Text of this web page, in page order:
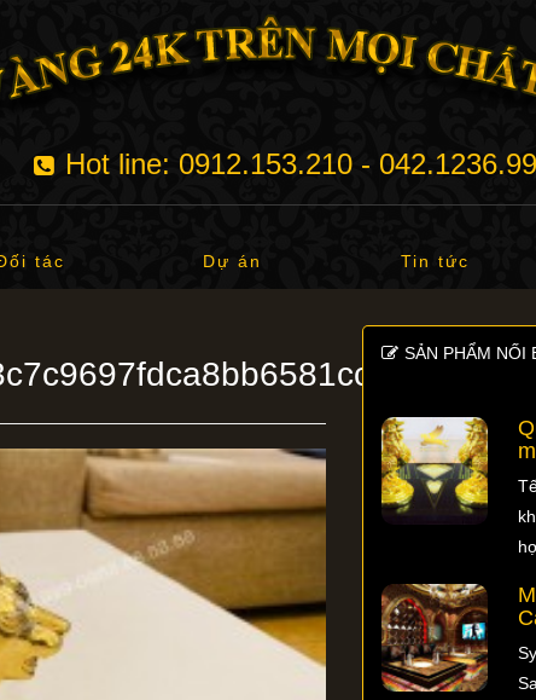
Hot line: 0912.153.210 -
tác Dự án Tin tức
SẢN PHẨM NỐI